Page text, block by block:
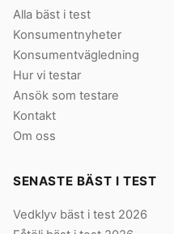
Alla bäst i test
Konsumentnyheter
Konsumentvägledning
Hur vi testar
Ansök som testare
Kontakt
Om oss
SENASTE BÄST I TEST
Vedklyv bäst i test 2026